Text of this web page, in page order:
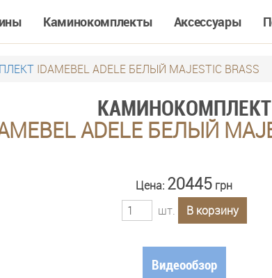
Каминокомплекты Аксессуары
IDAMEBEL ADELE БЕЛЫЙ MAJESTIC BRASS
КАМИНОКОМПЛЕКТ
ADELE БЕЛЫЙ
Цена: 20445 грн
шт.
В корзину
Видеообзор